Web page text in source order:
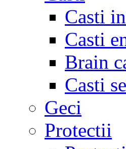
Casti
Casti
Brain
Casti
Geci
Protectii